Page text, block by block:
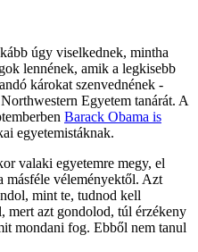
úgy viselkednek, mintha
lennének, amik a legkisebb
károkat szenvednének -
Egyetem tanárát. A
Barack Obama is
egyetemistáknak.
valaki egyetemre megy, el
másféle véleményektől. Azt
mint te, tudnod kell
mert azt gondolod, túl érzékeny
mondani fog. Ebből nem tanul